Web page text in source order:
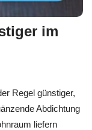
im
Regel günstiger,
Abdichtung
liefern